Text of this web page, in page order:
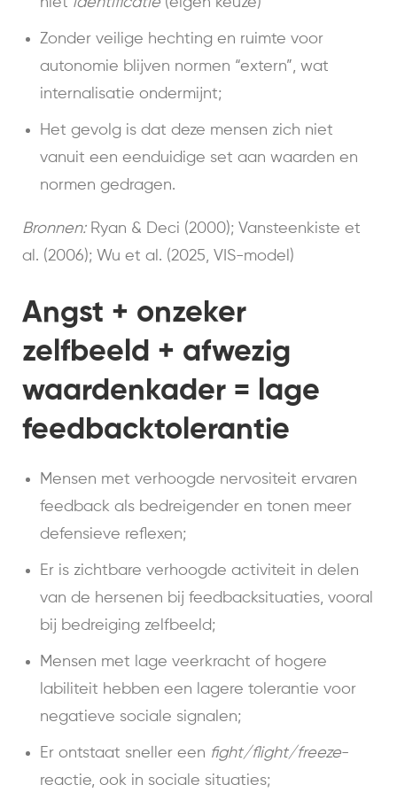
Zonder veilige hechting en ruimte voor
autonomie blijven normen “extern”, wat
internalisatie ondermijnt;
Het gevolg is dat deze mensen zich niet
vanuit een eenduidige set aan waarden en
normen gedragen.
Bronnen:Ryan & Deci (2000); Vansteenkiste et
al. (2006); Wu et al. (2025, VIS-model)
Angst + onzeker
zelfbeeld + afwezig
waardenkader = lage
feedbacktolerantie
Mensen met verhoogde nervositeit ervaren
feedback als bedreigender en tonen meer
defensieve reflexen;
Er is zichtbare verhoogde activiteit in delen
van de hersenen bij feedbacksituaties, vooral
bij bedreiging zelfbeeld;
Mensen met lage veerkracht of hogere
labiliteit hebben een lagere tolerantie voor
negatieve sociale signalen;
Er ontstaat sneller een fight/flight/freeze-
reactie, ook in sociale situaties;